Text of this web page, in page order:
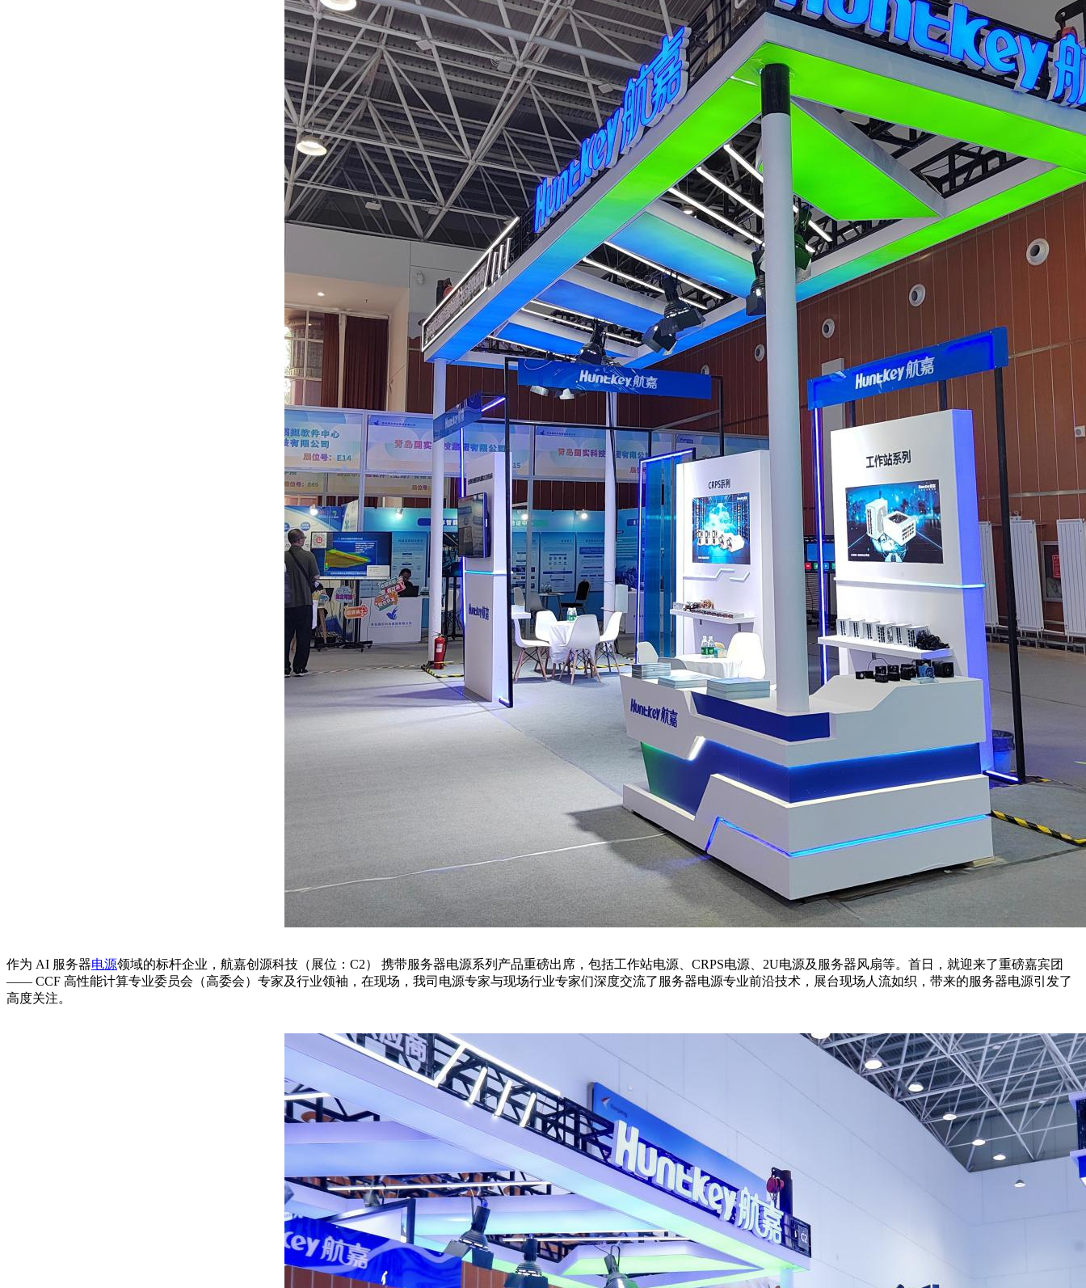
作为 AI 服务器电源领域的标杆企业，航嘉创源科技（展位：C2） 携带服务器电源系列产品重磅出席，包括工作站电源、CRPS电源、2U电源及服务器风扇等。首日，就迎来了重磅嘉宾团
—— CCF 高性能计算专业委员会（高委会）专家及行业领袖，在现场，我司电源专家与现场行业专家们深度交流了服务器电源专业前沿技术，展台现场人流如织，带来的服务器电源引发了
高度关注。